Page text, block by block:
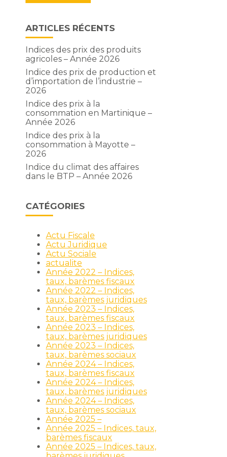
ARTICLES RÉCENTS
Indices des prix des produits
agricoles – Année 2026
Indice des prix de production et
d’importation de l’industrie –
2026
Indice des prix à la
consommation en Martinique –
Année 2026
Indice des prix à la
consommation à Mayotte –
2026
Indice du climat des affaires
dans le BTP – Année 2026
CATÉGORIES
Actu Fiscale
Actu Juridique
Actu Sociale
actualite
Année 2022 – Indices,
taux, barèmes fiscaux
Année 2022 – Indices,
taux, barèmes juridiques
Année 2023 – Indices,
taux, barèmes fiscaux
Année 2023 – Indices,
taux, barèmes juridiques
Année 2023 – Indices,
taux, barèmes sociaux
Année 2024 – Indices,
taux, barèmes fiscaux
Année 2024 – Indices,
taux, barèmes juridiques
Année 2024 – Indices,
taux, barèmes sociaux
Année 2025 –
Année 2025 – Indices, taux,
barèmes fiscaux
Année 2025 – Indices, taux,